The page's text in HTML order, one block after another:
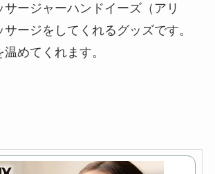
ージャーハンドイーズ（アリ
ージをしてくれるグッズです。
めてくれます。